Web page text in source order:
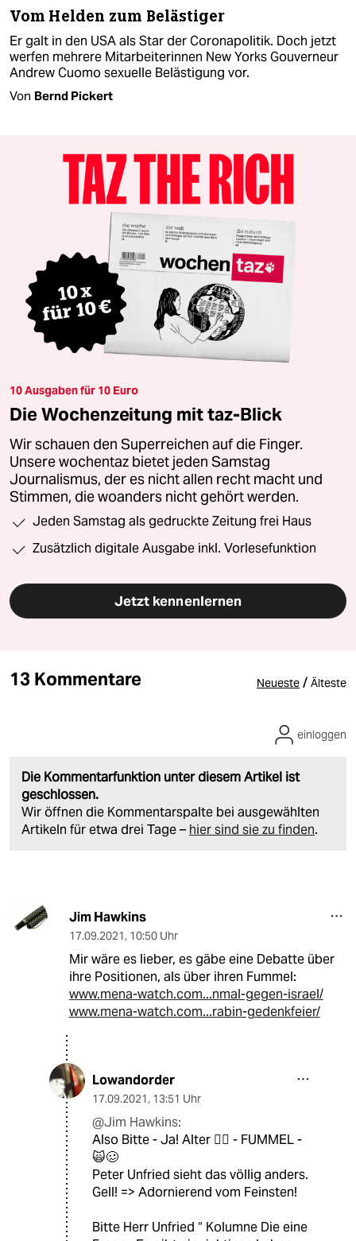
Vom Helden zum Belästiger
Er galt in den USA als Star der Coronapolitik. Doch jetzt
werfen mehrere Mitarbeiterinnen New Yorks Gouverneur
Andrew Cuomo sexuelle Belästigung vor.
Von Bernd Pickert
10 Ausgaben für 10 Euro
Die Wochenzeitung mit taz-Blick
Wir schauen den Superreichen auf die Finger.
Unsere wochentaz bietet jeden Samstag
Journalismus, der es nicht allen recht macht und
Stimmen, die woanders nicht gehört werden.
Jeden Samstag als gedruckte Zeitung frei Haus
Zusätzlich digitale Ausgabe inkl. Vorlesefunktion
Jetzt kennenlernen
13 Kommentare Neueste / Älteste
Die Kommentarfunktion unter diesem Artikel ist
geschlossen.
Wir öffnen die Kommentarspalte bei ausgewählten
Artikeln für etwa drei Tage – hier sind sie zu finden.
einloggen
Jim Hawkins
17.09.2021, 10:50 Uhr
Mir wäre es lieber, es gäbe eine Debatte über
ihre Positionen, als über ihren Fummel:
www.mena-watch.com...nmal-gegen-israel/
www.mena-watch.com...rabin-gedenkfeier/
Lowandorder
17.09.2021, 13:51 Uhr
@Jim Hawkins:
Also Bitte - Ja! Alter 🏴‍☠️ - FUMMEL -
🙀🥴
Peter Unfried sieht das völlig anders.
Gell! => Adornierend vom Feinsten!
Bitte Herr Unfried “ Kolumne Die eine